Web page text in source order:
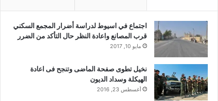
اجتماع في اسيوط لدراسة أضرار المجمع السكني
قرب المصانع واعادة النظر حال التأكد من الضرر
مايو 10, 2017
نخيل تطوى صفحة الماضى وتنجح فى اعادة
الهيكلة وسداد الديون
أغسطس 23, 2016